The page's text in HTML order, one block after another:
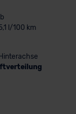
l/100 km